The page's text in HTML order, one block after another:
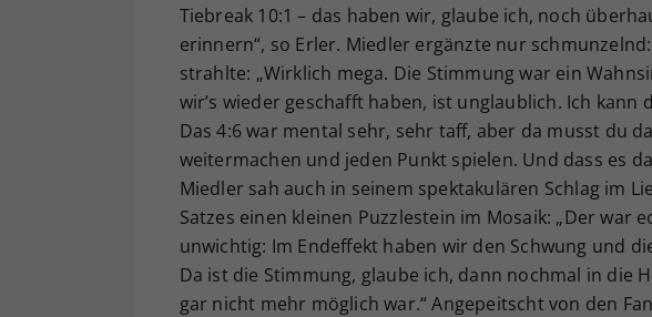
Tiebreak 10:1 – das haben wir, glaube ich, noch
erinnern“, so Erler. Miedler ergänzte nur
strahlte: „Wirklich mega. Die Stimmung war ein
wir’s wieder geschafft haben, ist unglaublich. Ich
Das 4:6 war mental sehr, sehr taff, aber da musst du
weitermachen und jeden Punkt spielen. Und dass es
Miedler sah auch in seinem spektakulären Schlag im
Satzes einen kleinen Puzzlestein im Mosaik: „Der war
unwichtig: Im Endeffekt haben wir den Schwung und
Da ist die Stimmung, glaube ich, dann nochmal in die
gar nicht mehr möglich war.“ Angepeitscht von den